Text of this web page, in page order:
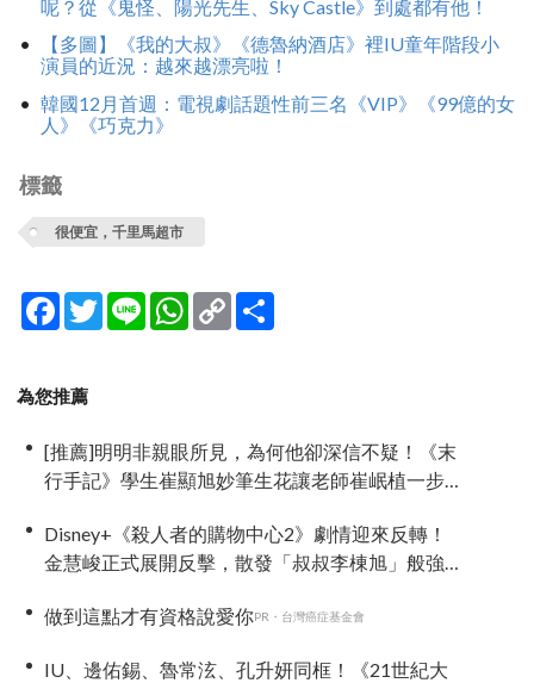
呢？從《鬼怪、陽光先生、Sky Castle》到處都有他！
【多圖】《我的大叔》《德魯納酒店》裡IU童年階段小
演員的近況：越來越漂亮啦！
韓國12月首週：電視劇話題性前三名《VIP》《99億的女
人》《巧克力》
標籤
很便宜，千里馬超市
Facebook
TwitterLine WhatsApp
Copy
Link
為您推薦
[推薦]明明非親眼所見，為何他卻深信不疑！《末
行手記》學生崔顯旭妙筆生花讓老師崔岷植一步
Disney+《殺人者的購物中心2》劇情迎來反轉！
金慧峻正式展開反擊，散發「叔叔李棟旭」般強
做到這點才有資格說愛你PR・台灣癌症基金會
IU、邊佑錫、魯常泫、孔升妍同框！《21世紀大